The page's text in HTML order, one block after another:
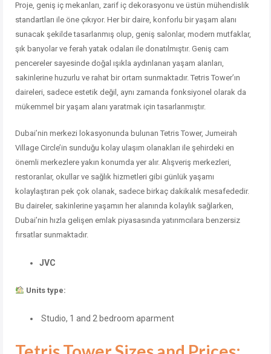
Proje, geniş iç mekanları, zarif iç dekorasyonu ve üstün mühendislik
standartları ile öne çıkıyor. Her bir daire, konforlu bir yaşam alanı
sunacak şekilde tasarlanmış olup, geniş salonlar, modern mutfaklar,
şık banyolar ve ferah yatak odaları ile donatılmıştır. Geniş cam
pencereler sayesinde doğal ışıkla aydınlanan yaşam alanları,
sakinlerine huzurlu ve rahat bir ortam sunmaktadır. Tetris Tower’ın
daireleri, sadece estetik değil, aynı zamanda fonksiyonel olarak da
mükemmel bir yaşam alanı yaratmak için tasarlanmıştır.
Dubai’nin merkezi lokasyonunda bulunan Tetris Tower, Jumeirah
Village Circle’in sunduğu kolay ulaşım olanakları ile şehirdeki en
önemli merkezlere yakın konumda yer alır. Alışveriş merkezleri,
restoranlar, okullar ve sağlık hizmetleri gibi günlük yaşamı
kolaylaştıran pek çok olanak, sadece birkaç dakikalık mesafededir.
Bu daireler, sakinlerine yaşamın her alanında kolaylık sağlarken,
Dubai’nin hızla gelişen emlak piyasasında yatırımcılara benzersiz
fırsatlar sunmaktadır.
JVC
Units type:
Studio, 1 and 2 bedroom aparment